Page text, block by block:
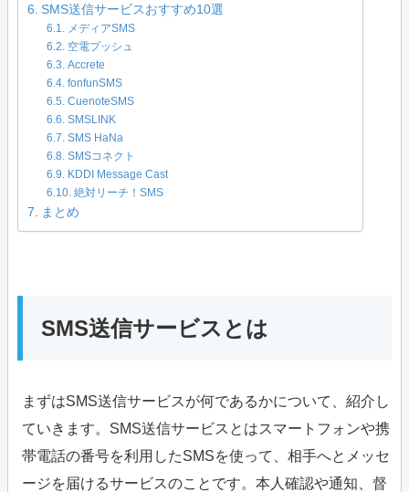
SMS送信サービスおすすめ10選
メディアSMS
空電プッシュ
Accrete
fonfunSMS
CuenoteSMS
SMSLINK
SMS HaNa
SMSコネクト
KDDI Message Cast
絶対リーチ！SMS
まとめ
SMS送信サービスとは
まずはSMS送信サービスが何であるかについて、紹介し
ていきます。SMS送信サービスとはスマートフォンや携
帯電話の番号を利用したSMSを使って、相手へとメッセ
ージを届けるサービスのことです。本人確認や通知、督